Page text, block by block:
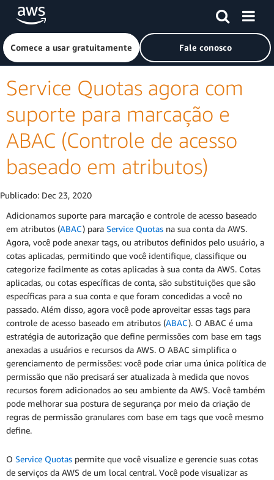
Pular para o conteúdo principal
Clique aqui para voltar à página inicial da Amazon Web
Comece a usar gratuitamente Fale conosco
Service Quotas agora com
suporte para marcação e
ABAC (Controle de acesso
baseado em atributos)
Publicado: Dec 23, 2020
Adicionamos suporte para marcação e controle de acesso baseado
em atributos (ABAC) para Service Quotas na sua conta da AWS.
Agora, você pode anexar tags, ou atributos definidos pelo usuário, a
cotas aplicadas, permitindo que você identifique, classifique ou
categorize facilmente as cotas aplicadas à sua conta da AWS. Cotas
aplicadas, ou cotas específicas de conta, são substituições que são
específicas para a sua conta e que foram concedidas a você no
passado. Além disso, agora você pode aproveitar essas tags para
controle de acesso baseado em atributos (ABAC). O ABAC é uma
estratégia de autorização que define permissões com base em tags
anexadas a usuários e recursos da AWS. O ABAC simplifica o
gerenciamento de permissões: você pode criar uma única política de
permissão que não precisará ser atualizada à medida que novos
recursos forem adicionados ao seu ambiente da AWS. Você também
pode melhorar sua postura de segurança por meio da criação de
regras de permissão granulares com base em tags que você mesmo
define.
O Service Quotas permite que você visualize e gerencie suas cotas
de serviços da AWS de um local central. Você pode visualizar as